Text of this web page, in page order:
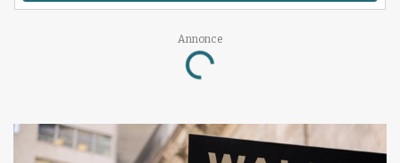
Annonce
Loading...